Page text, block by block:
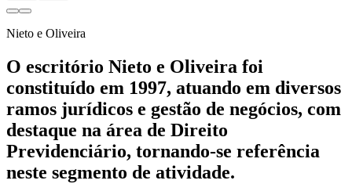
Nieto e Oliveira
O escritório Nieto e Oliveira foi
constituído em 1997, atuando em diversos
ramos jurídicos e gestão de negócios, com
destaque na área de Direito
Previdenciário, tornando-se referência
neste segmento de atividade.